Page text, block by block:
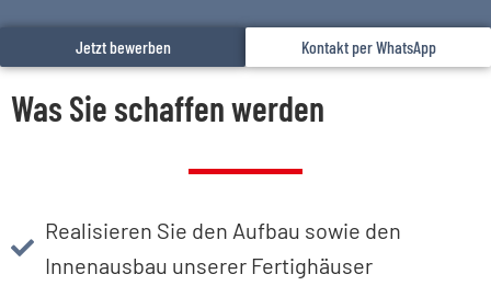
Jetzt bewerben Kontakt per WhatsApp
Was Sie schaffen werden
Realisieren Sie den Aufbau sowie den
Innenausbau unserer Fertighäuser​